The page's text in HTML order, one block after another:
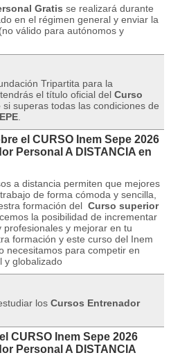
Gratis se realizará durante
en el régimen general y enviar la
válido para autónomos y
Tripartita para la
el título oficial del Curso
si superas todas las condiciones de
el CURSO Inem Sepe 2026
Personal A DISTANCIA en
a distancia permiten que mejores
de forma cómoda y sencilla,
formación del Curso superior
la posibilidad de incrementar
y mejorar en tu
formación y este curso del Inem
necesitamos para competir en
y globalizado
los Cursos Entrenador
CURSO Inem Sepe 2026
Personal A DISTANCIA